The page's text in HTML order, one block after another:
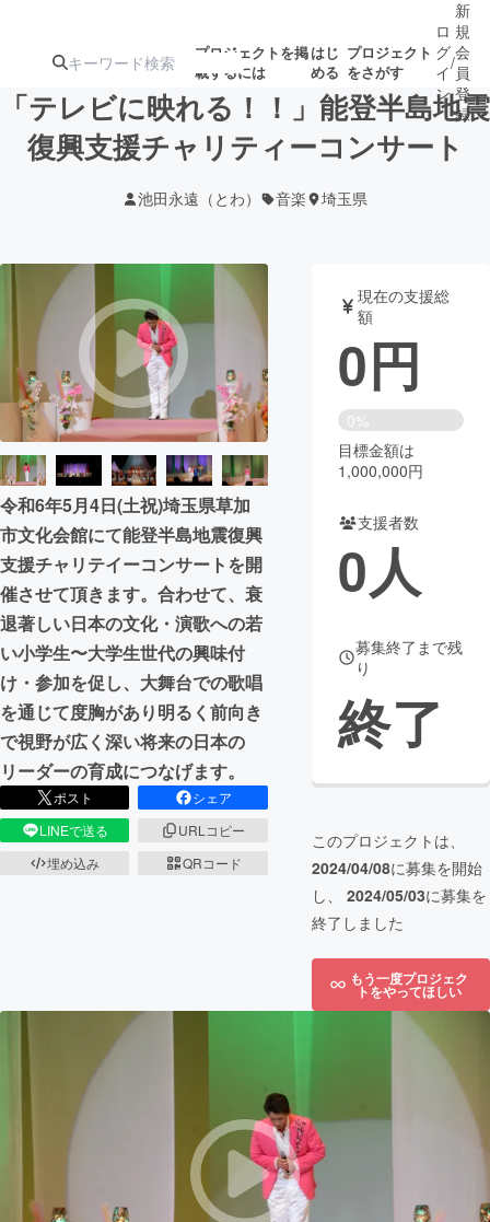
プロジェクトを掲
載するには
はじ
める
プロジェクト
をさがす
注目のリ
ターン
注目の新着プロ
ジェクト
募集終了が近いプ
ロジェクト
音楽
テクノロジー・ガジェット ゲーム・サ
映像・映画 書籍・雑誌
ビジネス・起業 チャレンジ
まちづくり・地域活性化
CAMPFIRE for Social Good
CAMPFIRE Creation
CAMPFIREふるさと納税machi-ya
ロ
グ
イ
ン
/
新
規
会
員
登
録
「テレビに映れる！！」能登半島地震
復興支援チャリティーコンサート
池田永遠（とわ） 音楽 埼玉県
令和6年5月4日(土祝)埼玉県草加
市文化会館にて能登半島地震復興
支援チャリテイーコンサートを開
催させて頂きます。合わせて、衰
退著しい日本の文化・演歌への若
い小学生〜大学生世代の興味付
け・参加を促し、大舞台での歌唱
を通じて度胸があり明るく前向き
で視野が広く深い将来の日本の
リーダーの育成につなげます。
ポスト
シェア
LINEで送る
URLコピー
埋め込み
QRコード
現在の支援総
額
0円
0%
目標金額は
1,000,000円
支援者数
0人
募集終了まで残
り
終了
このプロジェクトは、
2024/04/08に募集を開始
し、 2024/05/03に募集を
終了しました
もう一度プロジェク
トをやってほしい